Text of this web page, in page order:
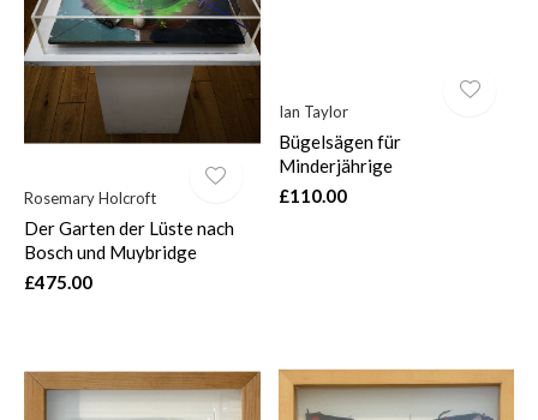
Rosemary Holcroft
Der Garten der Lüste nach
Bosch und Muybridge
£475.00
Ian Taylor
Bügelsägen für
Minderjährige
£110.00